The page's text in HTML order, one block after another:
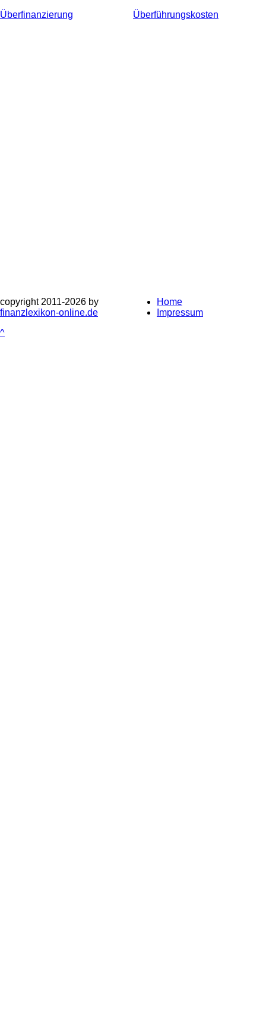
Überfinanzierung
Überführungskosten
copyright 2011-2026 by
finanzlexikon-online.de
Home
Impressum
^